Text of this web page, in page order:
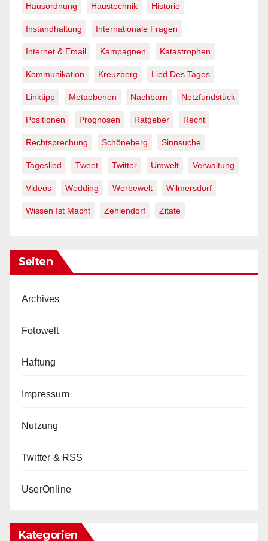
Hausordnung Haustechnik Historie
Instandhaltung Internationale Fragen
Internet & Email Kampagnen Katastrophen
Kommunikation Kreuzberg Lied Des Tages
Linktipp Metaebenen Nachbarn Netzfundstück
Positionen Prognosen Ratgeber Recht
Rechtsprechung Schöneberg Sinnsuche
Tageslied Tweet Twitter Umwelt Verwaltung
Videos Wedding Werbewelt Wilmersdorf
Wissen Ist Macht Zehlendorf Zitate
Seiten
Archives
Fotowelt
Haftung
Impressum
Nutzung
Twitter & RSS
UserOnline
Kategorien